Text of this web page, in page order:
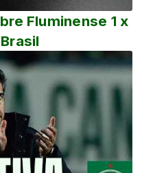
Fluminense 1 x